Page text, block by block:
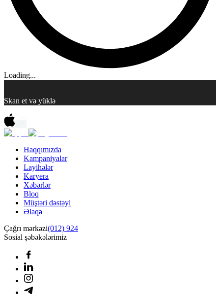
Loading...
Skan et və yüklə
Haqqımızda
Kampaniyalar
Layihələr
Karyera
Xəbərlər
Bloq
Müştəri dəstəyi
Əlaqə
Çağrı mərkəzi(012) 924
Sosial şəbəkələrimiz